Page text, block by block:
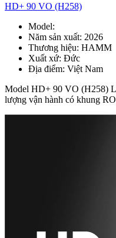
HD+ 90 VO (H258)
Model:
Năm sản xuất: 2026
Thương hiệu: HAMM
Xuất xứ: Đức
Địa điểm: Việt Nam
Model HD+ 90 VO (H258)
lượng vận hành có khung